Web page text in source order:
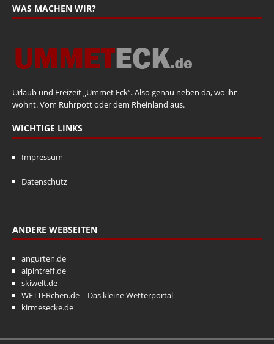
WAS MACHEN WIR?
Urlaub und Freizeit „Ummet Eck“. Also genau neben da, wo ihr
wohnt. Vom Ruhrpott oder dem Rheinland aus.
WICHTIGE LINKS
Impressum
Datenschutz
ANDERE WEBSEITEN
angurten.de
alpintreff.de
skiwelt.de
WETTERchen.de – Das kleine Wetterportal
kirmesecke.de